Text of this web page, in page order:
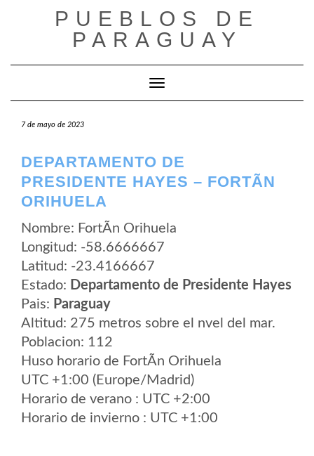
PUEBLOS DE
PARAGUAY
Cambiar modo de navegación
7 de mayo de 2023
DEPARTAMENTO DE
PRESIDENTE HAYES – FORTÃ­N
ORIHUELA
Nombre: FortÃ­n Orihuela
Longitud: -58.6666667
Latitud: -23.4166667
Estado: Departamento de Presidente Hayes
Pais: Paraguay
Altitud: 275 metros sobre el nvel del mar.
Poblacion: 112
Huso horario de FortÃ­n Orihuela
UTC +1:00 (Europe/Madrid)
Horario de verano : UTC +2:00
Horario de invierno : UTC +1:00